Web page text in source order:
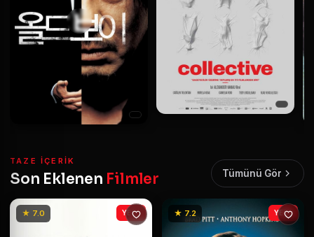
TAZE IÇERIK
Son Eklenen Filmler Tümünü Gör
★ 7.0 YENİ ★ 7.2 YENİ